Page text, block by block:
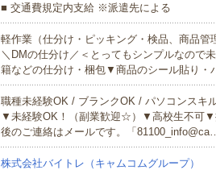
■ 交通費規定内支給 ※派遣先による
軽作業（仕分け・ピッキング・検品、商品管
＼DMの仕分け／＜とってもシンプルなの
籍などの仕分け・梱包▼商品のシール貼り
職種未経験OK / ブランクOK / パソコンスキ
▼未経験OK！（副業歓迎☆）▼高校生不可▼
後のご連絡はメールです。「
株式会社バイトレ（キャムコムグループ）